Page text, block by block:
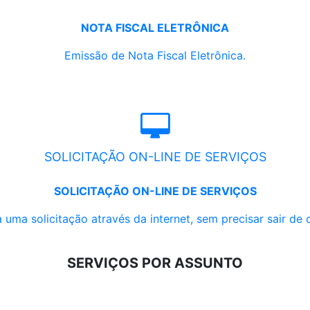
NOTA FISCAL ELETRÔNICA
Emissão de Nota Fiscal Eletrônica.
SOLICITAÇÃO ON-LINE DE SERVIÇOS
SOLICITAÇÃO ON-LINE DE SERVIÇOS
uma solicitação através da internet, sem precisar sair de
SERVIÇOS POR ASSUNTO